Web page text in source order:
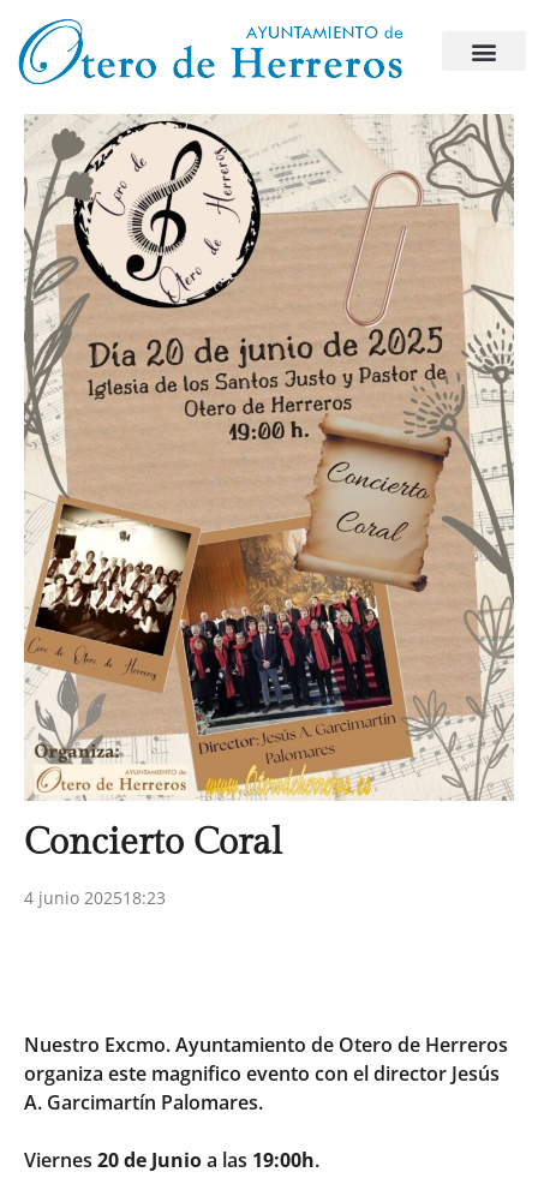
Concierto Coral
4 junio 202518:23
Nuestro Excmo. Ayuntamiento de Otero de Herreros
organiza este magnifico evento con el director Jesús
A. Garcimartín Palomares.
Viernes 20 de Junioa las 19:00h.